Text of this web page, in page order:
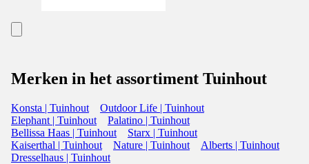
Merken in het assortiment Tuinhout
Konsta | Tuinhout
Outdoor Life | Tuinhout
Elephant | Tuinhout
Palatino | Tuinhout
Bellissa Haas | Tuinhout
Starx | Tuinhout
Kaiserthal | Tuinhout
Nature | Tuinhout
Alberts | Tuinhout
Dresselhaus | Tuinhout